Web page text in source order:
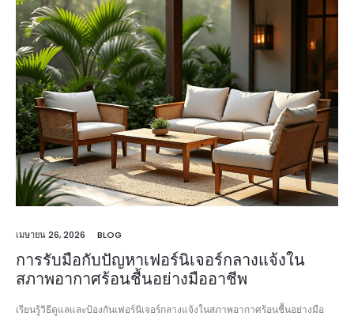
เมษายน 26, 2026 BLOG
การรับมือกับปัญหาเฟอร์นิเจอร์กลางแจ้งใน
สภาพอากาศร้อนชื้นอย่างมืออาชีพ
เรียนรู้วิธีดูแลและป้องกันเฟอร์นิเจอร์กลางแจ้งในสภาพอากาศร้อนชื้นอย่างมือ